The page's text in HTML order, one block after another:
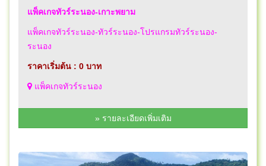
แพ็คเกจทัวร์ระนอง-เกาะพยาม
แพ็คเกจทัวร์ระนอง-ทัวร์ระนอง-โปรแกรมทัวร์ระนอง-
ระนอง
ราคาเริ่มต้น : 0 บาท
แพ็คเกจทัวร์ระนอง
» รายละเอียดเพิ่มเติม